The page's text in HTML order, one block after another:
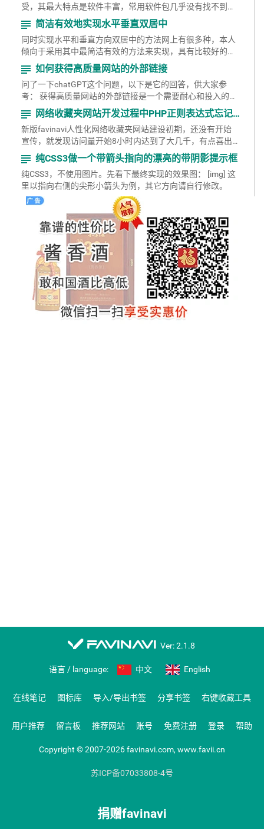
受，其最大特点是软件丰富，常用软件包几乎没有找不到
的。 具体步骤如下：
subject 简洁有效地实现水平垂直双居中
同时实现水平和垂直方向双居中的方法网上有很多种，本人
倾向于采用其中最简洁有效的方法来实现，具有比较好的通
用性。 具体实现的css代码如下：
subject 如何获得高质量网站的外部链接
问了一下chatGPT这个问题，以下是它的回答，供大家参
考： 获得高质量网站的外部链接是一个需要耐心和投入的过
程，以下是几种获得高质量外部链接的方法： 1、...
subject 网络收藏夹网站开发过程中PHP正则表达式忘记使用非贪婪模式带来的一次教训
新版favinavi人性化网络收藏夹网站建设初期，还没有开始
宣传，就发现访问量开始8小时内达到了大几千，有点喜出
望外。可是再看看又发现不对，统计的关键页面的访问...
subject 纯CSS3做一个带箭头指向的漂亮的带阴影提示框
纯CSS3，不使用图片。先看下最终实现的效果图： [img] 这
里以指向右侧的尖形小箭头为例，其它方向请自行修改。
favinavi Ver: 2.1.8
语言 / language: 中文 English
在线笔记 图标库 导入/导出书签 分享书签 右键收藏工具
用户推荐 留言板 推荐网站 账号 免费注册 登录 帮助
Copyright © 2007-2026 favinavi.com, www.favii.cn
苏ICP备07033808-4号
捐赠favinavi